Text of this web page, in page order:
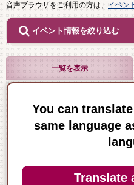
You can
same language
Translate
音声ブラウザをご利用の方は、イベン
イベント情報を絞り込む
一覧を表示
前月 2025
日